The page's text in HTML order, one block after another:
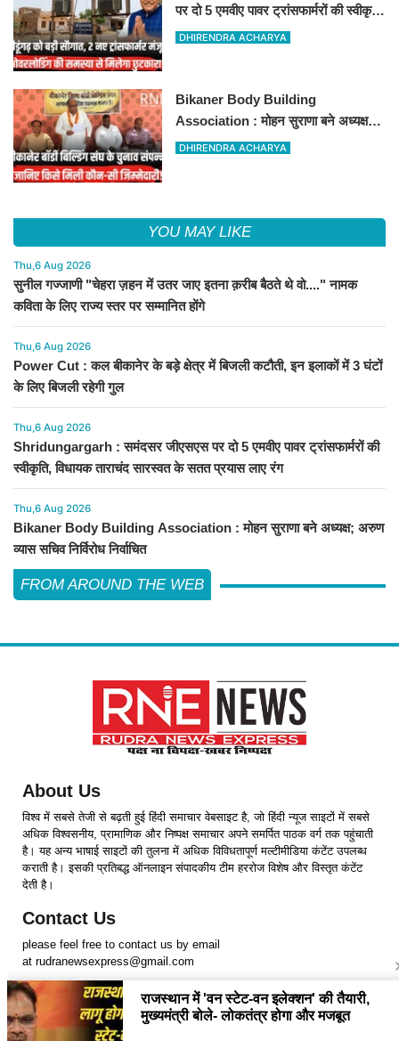
पर दो 5 एमवीए पावर ट्रांसफार्मरों की स्वीकृति,
विधायक ताराचंद सारस्वत के सतत प्रयास
DHIRENDRA ACHARYA
Bikaner Body Building
Association : मोहन सुराणा बने अध्यक्ष;
अरुण व्यास सचिव निर्विरोध निर्वाचित
DHIRENDRA ACHARYA
YOU MAY LIKE
Thu,6 Aug 2026
सुनील गज्जाणी "चेहरा ज़हन में उतर जाए इतना क़रीब बैठते थे वो...." नामक
कविता के लिए राज्य स्तर पर सम्मानित होंगे
Thu,6 Aug 2026
Power Cut : कल बीकानेर के बड़े क्षेत्र में बिजली कटौती, इन इलाकों में 3 घंटों
के लिए बिजली रहेगी गुल
Thu,6 Aug 2026
Shridungargarh : समंदसर जीएसएस पर दो 5 एमवीए पावर ट्रांसफार्मरों की
स्वीकृति, विधायक ताराचंद सारस्वत के सतत प्रयास लाए रंग
Thu,6 Aug 2026
Bikaner Body Building Association : मोहन सुराणा बने अध्यक्ष; अरुण
व्यास सचिव निर्विरोध निर्वाचित
FROM AROUND THE WEB
About Us
विश्व में सबसे तेजी से बढ़ती हुई हिंदी समाचार वेबसाइट है, जो हिंदी न्यूज साइटों में सबसे
अधिक विश्वसनीय, प्रामाणिक और निष्पक्ष समाचार अपने समर्पित पाठक वर्ग तक पहुंचाती
है। यह अन्य भाषाई साइटों की तुलना में अधिक विविधतापूर्ण मल्टीमीडिया कंटेंट उपलब्ध
कराती है। इसकी प्रतिबद्ध ऑनलाइन संपादकीय टीम हररोज विशेष और विस्तृत कंटेंट
देती है।
Contact Us
please feel free to contact us by email
at rudranewsexpress@gmail.com
Follow Us